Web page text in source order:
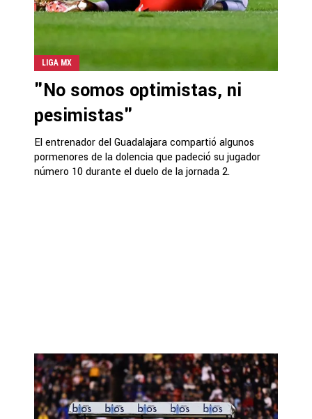
LIGA MX
"No somos optimistas, ni
pesimistas"
El entrenador del Guadalajara compartió algunos
pormenores de la dolencia que padeció su jugador
número 10 durante el duelo de la jornada 2.